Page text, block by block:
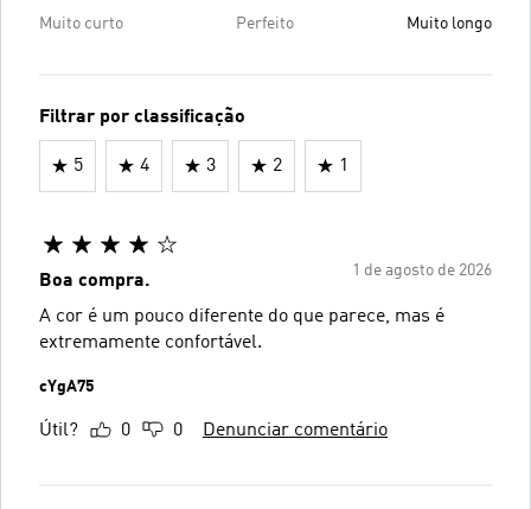
Muito curto Perfeito Muito longo
Filtrar por classificação
5 4 3 2 1
1 de agosto de 2026
Boa compra.
A cor é um pouco diferente do que parece, mas é
extremamente confortável.
cYgA75
Útil? 0 0 Denunciar comentário